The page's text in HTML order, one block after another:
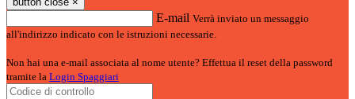
E-mail Verrà inviato un messaggio
all'indirizzo indicato con le istruzioni necessarie.
Non hai una e-mail associata al nome utente? Effettua il reset della password
tramite la Login Spaggiari